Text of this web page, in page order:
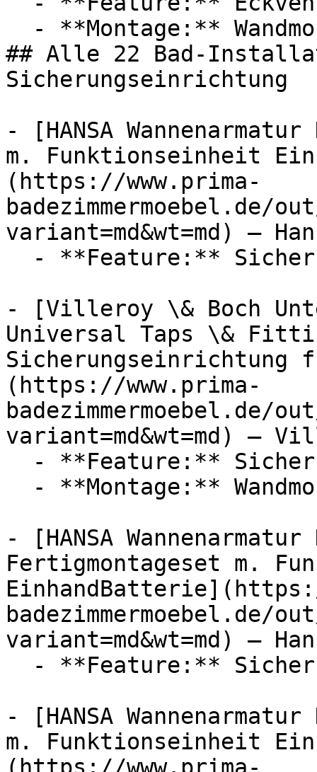
## Alle 22 Bad-
Sicherungseinrichtung
- [HANSA
m. Funktionseinheit
(https://www.prima-
badezimmermoebel.de/
variant=md&wt=md) —
- [Villeroy \& Boch
Universal Taps \&
Sicherungseinrichtung
(https://www.prima-
badezimmermoebel.de/
variant=md&wt=md) —
- [HANSA
Fertigmontageset m.
badezimmermoebel.de/
variant=md&wt=md) —
- [HANSA
m. Funktionseinheit